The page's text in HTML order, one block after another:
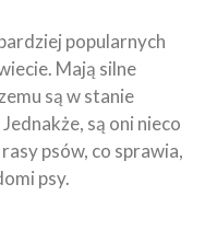
popularnych
Mają silne
są w stanie
są oni nieco
psów, co sprawia,
psy.